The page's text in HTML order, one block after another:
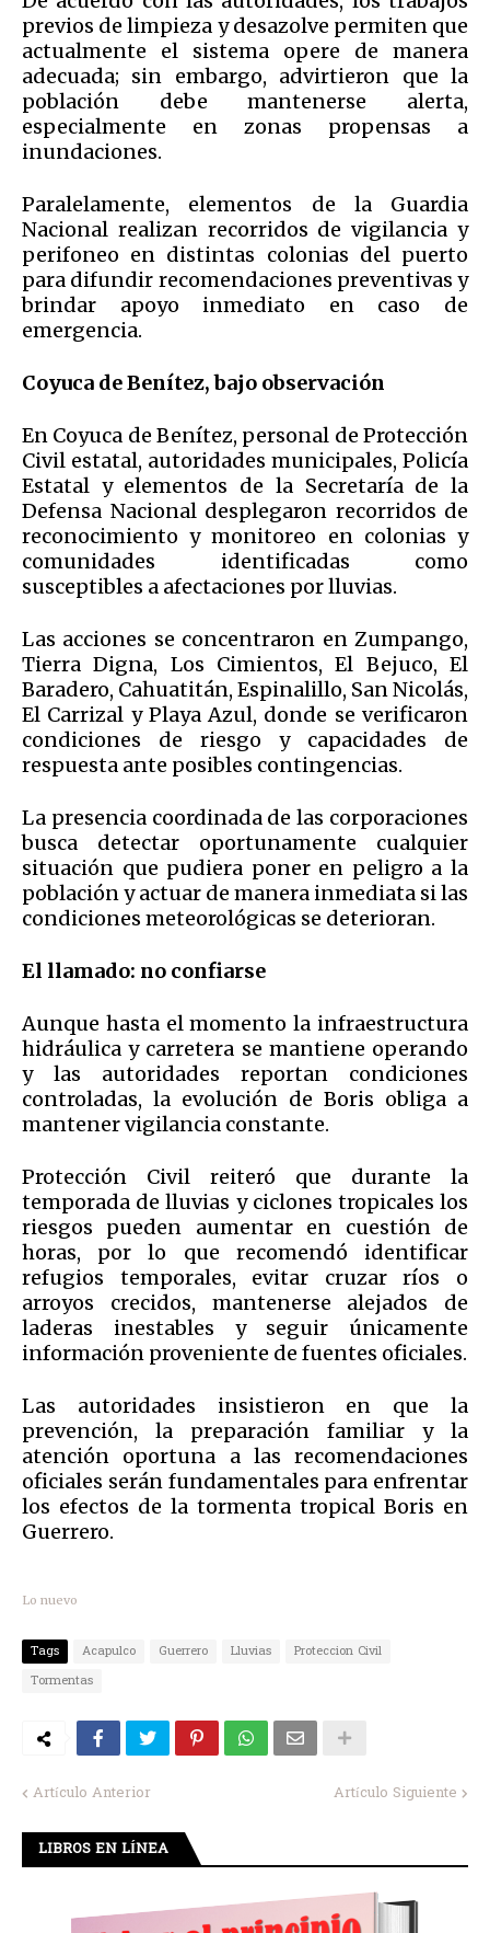
previos de limpieza y desazolve permiten que
actualmente el sistema opere de manera
adecuada; sin embargo, advirtieron que la
población debe mantenerse alerta,
especialmente en zonas propensas a
inundaciones.
Paralelamente, elementos de la Guardia
Nacional realizan recorridos de vigilancia y
perifoneo en distintas colonias del puerto
para difundir recomendaciones preventivas y
brindar apoyo inmediato en caso de
emergencia.
Coyuca de Benítez, bajo observación
En Coyuca de Benítez, personal de Protección
Civil estatal, autoridades municipales, Policía
Estatal y elementos de la Secretaría de la
Defensa Nacional desplegaron recorridos de
reconocimiento y monitoreo en colonias y
comunidades identificadas como
susceptibles a afectaciones por lluvias.
Las acciones se concentraron en Zumpango,
Tierra Digna, Los Cimientos, El Bejuco, El
Baradero, Cahuatitán, Espinalillo, San Nicolás,
El Carrizal y Playa Azul, donde se verificaron
condiciones de riesgo y capacidades de
respuesta ante posibles contingencias.
La presencia coordinada de las corporaciones
busca detectar oportunamente cualquier
situación que pudiera poner en peligro a la
población y actuar de manera inmediata si las
condiciones meteorológicas se deterioran.
El llamado: no confiarse
Aunque hasta el momento la infraestructura
hidráulica y carretera se mantiene operando
y las autoridades reportan condiciones
controladas, la evolución de Boris obliga a
mantener vigilancia constante.
Protección Civil reiteró que durante la
temporada de lluvias y ciclones tropicales los
riesgos pueden aumentar en cuestión de
horas, por lo que recomendó identificar
refugios temporales, evitar cruzar ríos o
arroyos crecidos, mantenerse alejados de
laderas inestables y seguir únicamente
información proveniente de fuentes oficiales.
Las autoridades insistieron en que la
prevención, la preparación familiar y la
atención oportuna a las recomendaciones
oficiales serán fundamentales para enfrentar
los efectos de la tormenta tropical Boris en
Guerrero.
Lo nuevo
Tags Acapulco Guerrero Lluvias
Proteccion Civil
Tormentas
Artículo Anterior Artículo Siguiente
LIBROS EN LÍNEA